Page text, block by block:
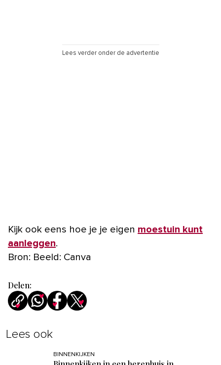
Lees verder onder de advertentie
Kijk ook eens hoe je je eigen moestuin kunt
aanleggen.
Bron: Beeld: Canva
Delen:
Lees ook
BINNENKIJKEN